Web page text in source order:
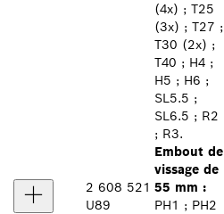
2 608 521
U89
(4x) ; T25
(3x) ; T27 ;
T30 (2x) ;
T40 ; H4 ;
H5 ; H6 ;
SL5.5 ;
SL6.5 ; R2
; R3.
Embout de
vissage de
55 mm :
PH1 ; PH2